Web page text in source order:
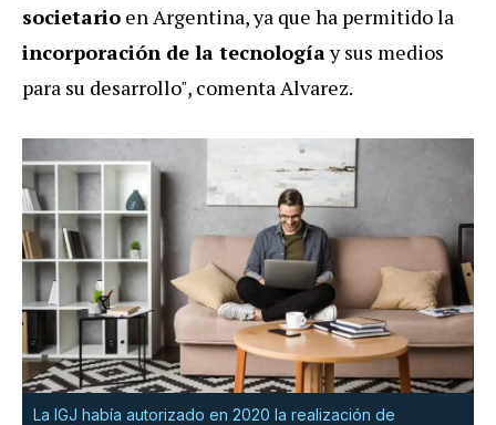
societario en Argentina, ya que ha permitido la
incorporación de la tecnologíay sus medios
para su desarrollo", comenta Alvarez.
La IGJ había autorizado en 2020 la realización de